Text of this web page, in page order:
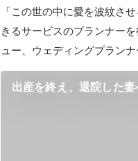
「この世の中に愛を波紋さ
きるサービスのプランナー
ュー、ウェディングプラン
出産を終え、退院した